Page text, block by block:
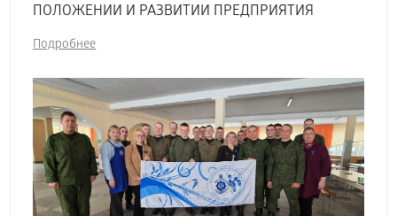
ПОЛОЖЕНИИ И РАЗВИТИИ ПРЕДПРИЯТИЯ
Подробнее